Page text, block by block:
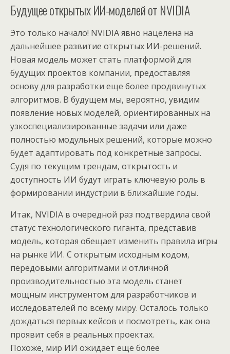
Будущее открытых ИИ-моделей от NVIDIA
Это только начало! NVIDIA явно нацелена на
дальнейшее развитие открытых ИИ-решений.
Новая модель может стать платформой для
будущих проектов компании, предоставляя
основу для разработки еще более продвинутых
алгоритмов. В будущем мы, вероятно, увидим
появление новых моделей, ориентированных на
узкоспециализированные задачи или даже
полностью модульных решений, которые можно
будет адаптировать под конкретные запросы.
Судя по текущим трендам, открытость и
доступность ИИ будут играть ключевую роль в
формировании индустрии в ближайшие годы.
Итак, NVIDIA в очередной раз подтвердила свой
статус технологического гиганта, представив
модель, которая обещает изменить правила игры
на рынке ИИ. С открытым исходным кодом,
передовыми алгоритмами и отличной
производительностью эта модель станет
мощным инструментом для разработчиков и
исследователей по всему миру. Осталось только
дождаться первых кейсов и посмотреть, как она
проявит себя в реальных проектах.
Похоже, мир ИИ ожидает еще более